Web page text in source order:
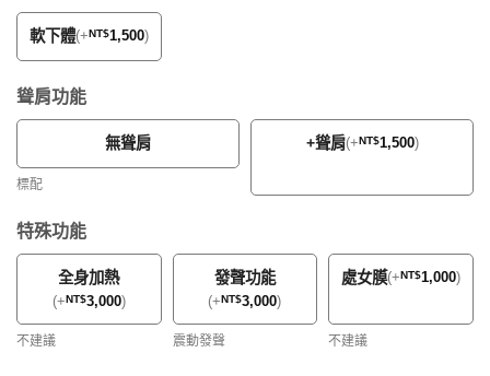
軟下體(+ NT$1,500)
聳肩功能
無聳肩
標配
+聳肩(+ NT$1,500)
特殊功能
全身加熱
(+NT$3,000)
不建議
發聲功能
(+NT$3,000)
震動發聲
處女膜(+NT$1,000)
不建議